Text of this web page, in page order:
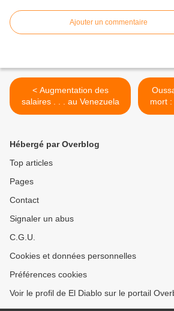
Ajouter un commentaire
< Augmentation des
salaires . . . au Venezuela
mort :
Hébergé par Overblog
Top articles
Pages
Contact
Signaler un abus
C.G.U.
Cookies et données personnelles
Préférences cookies
Voir le profil de El Diablo sur le portail